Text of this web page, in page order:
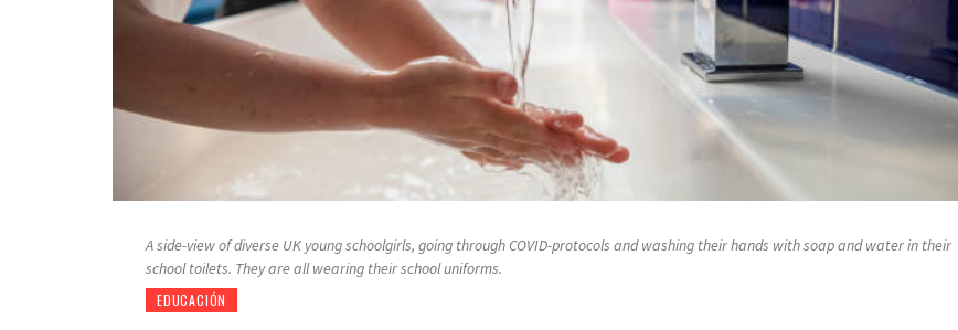
A side-view of diverse UK young schoolgirls, going through COVID-protocols and washing their hands with soap and water in their
school toilets. They are all wearing their school uniforms.
EDUCACIÓN